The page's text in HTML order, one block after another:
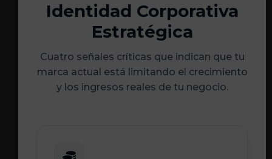
Identidad Corporativa
Estratégica
Cuatro señales críticas que indican que tu
marca actual está limitando el crecimiento
y los ingresos reales de tu negocio.